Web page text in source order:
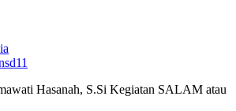
Hasanah, S.Si Kegiatan SALAM atau